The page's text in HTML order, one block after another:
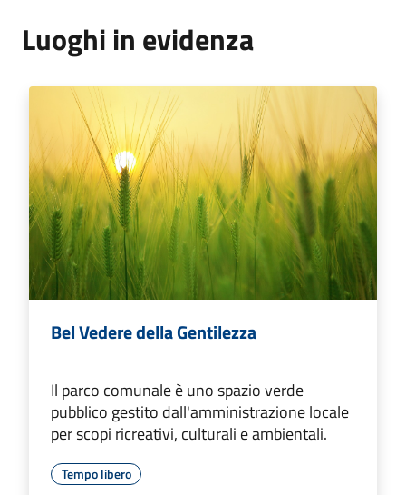
Luoghi in evidenza
Bel Vedere della Gentilezza
Il parco comunale è uno spazio verde
pubblico gestito dall'amministrazione locale
per scopi ricreativi, culturali e ambientali.
Tempo libero